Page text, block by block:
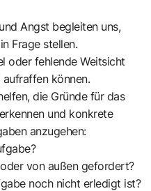
Angst begleiten uns,
Frage stellen.
oder fehlende Weitsicht
können.
die Gründe für das
und konkrete
anzugehen:
von außen gefordert?
noch nicht erledigt ist?